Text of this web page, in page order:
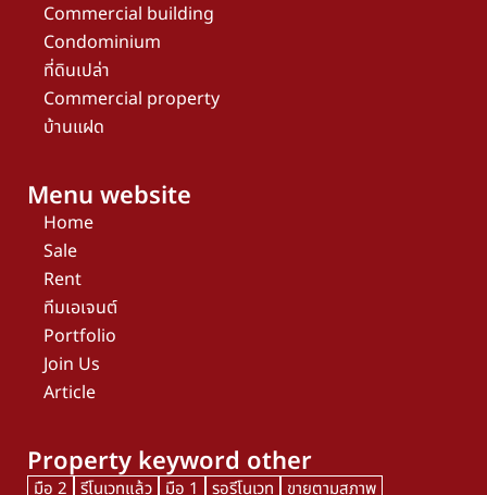
Commercial building
Condominium
ที่ดินเปล่า
Commercial property
บ้านแฝด
Menu website
Home
Sale
Rent
ทีมเอเจนต์
Portfolio
Join Us
Article
Property keyword other
มือ 2 รีโนเวทแล้ว มือ 1 รอรีโนเวท ขายตามสภาพ